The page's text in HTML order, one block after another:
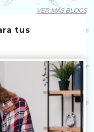
VER MÁS BLOGS
tus